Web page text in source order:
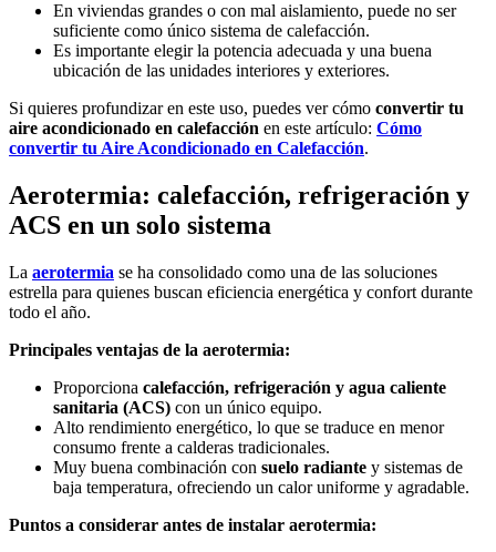
En viviendas grandes o con mal aislamiento, puede no ser
suficiente como único sistema de calefacción.
Es importante elegir la potencia adecuada y una buena
ubicación de las unidades interiores y exteriores.
Si quieres profundizar en este uso, puedes ver cómo convertir tu
aire acondicionado en calefacción en este artículo: Cómo
convertir tu Aire Acondicionado en Calefacción.
Aerotermia: calefacción, refrigeración y
ACS en un solo sistema
La aerotermia se ha consolidado como una de las soluciones
estrella para quienes buscan eficiencia energética y confort durante
todo el año.
Principales ventajas de la aerotermia:
Proporciona calefacción, refrigeración y agua caliente
sanitaria (ACS) con un único equipo.
Alto rendimiento energético, lo que se traduce en menor
consumo frente a calderas tradicionales.
Muy buena combinación con suelo radiante y sistemas de
baja temperatura, ofreciendo un calor uniforme y agradable.
Puntos a considerar antes de instalar aerotermia: